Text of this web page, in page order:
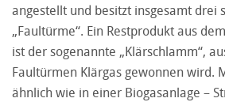
angestellt und besitzt insgesamt drei
„Faultürme“. Ein Restprodukt aus
ist der sogenannte „Klärschlamm“,
Faultürmen Klärgas gewonnen wird.
ähnlich wie in einer Biogasanlage –